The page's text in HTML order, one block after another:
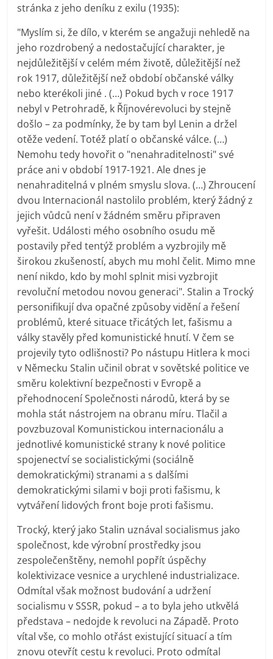
stránka z jeho deníku z exilu (1935):
"Myslím si, že dílo, v kterém se angažuji nehledě na
jeho rozdrobený a nedostačující charakter, je
nejdůležitější v celém mém životě, důležitější než
rok 1917, důležitější než období občanské války
nebo kterékoli jiné . (…) Pokud bych v roce 1917
nebyl v Petrohradě, k Říjnovérevoluci by stejně
došlo – za podmínky, že by tam byl Lenin a držel
otěže vedení. Totéž platí o občanské válce. (…)
Nemohu tedy hovořit o "nenahraditelnosti" své
práce ani v období 1917-1921. Ale dnes je
nenahraditelná v plném smyslu slova. (…) Zhroucení
dvou Internacionál nastolilo problém, který žádný z
jejich vůdců není v žádném směru připraven
vyřešit. Události mého osobního osudu mě
postavily před tentýž problém a vyzbrojily mě
širokou zkušeností, abych mu mohl čelit. Mimo mne
není nikdo, kdo by mohl splnit misi vyzbrojit
revoluční metodou novou generaci". Stalin a Trocký
personifikují dva opačné způsoby vidění a řešení
problémů, které situace třicátých let, fašismu a
války stavěly před komunistické hnutí. V čem se
projevily tyto odlišnosti? Po nástupu Hitlera k moci
v Německu Stalin učinil obrat v sovětské politice ve
směru kolektivní bezpečnosti v Evropě a
přehodnocení Společnosti národů, která by se
mohla stát nástrojem na obranu míru. Tlačil a
povzbuzoval Komunistickou internacionálu a
jednotlivé komunistické strany k nové politice
spojenectví se socialistickými (sociálně
demokratickými) stranami a s dalšími
demokratickými silami v boji proti fašismu, k
vytváření lidových front boje proti fašismu.
Trocký, který jako Stalin uznával socialismus jako
společnost, kde výrobní prostředky jsou
zespolečenštěny, nemohl popřít úspěchy
kolektivizace vesnice a urychlené industrializace.
Odmítal však možnost budování a udržení
socialismu v SSSR, pokud – a to byla jeho utkvělá
představa – nedojde k revoluci na Západě. Proto
vítal vše, co mohlo otřást existující situací a tím
znovu otevřít cestu k revoluci. Proto odmítal